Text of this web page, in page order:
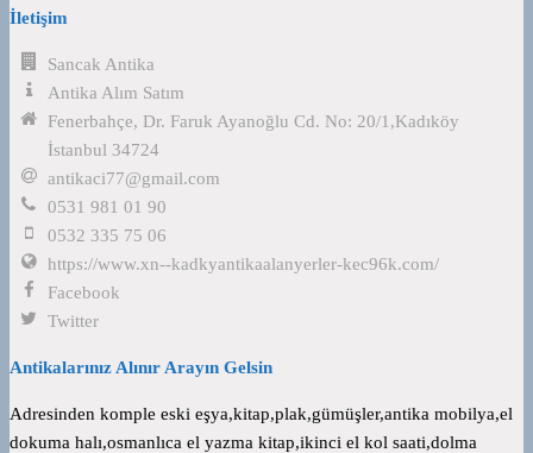
İletişim
Sancak Antika
Antika Alım Satım
Fenerbahçe, Dr. Faruk Ayanoğlu Cd. No: 20/1,Kadıköy
İstanbul 34724
antikaci77@gmail.com
0531 981 01 90
0532 335 75 06
https://www.xn--kadkyantikaalanyerler-kec96k.com/
Facebook
Twitter
Antikalarınız Alınır Arayın Gelsin
Adresinden komple eski eşya,kitap,plak,gümüşler,antika mobilya,el
dokuma halı,osmanlıca el yazma kitap,ikinci el kol saati,dolma